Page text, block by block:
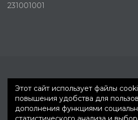
231001001
Этот сайт использует файлы
повышения удобства для
дополнения функциями